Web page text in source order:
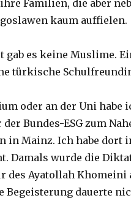
Familien, die aber
kaum auffielen.
es keine Muslime.
türkische
oder an der Uni habe
Bundes-ESG zum
in Mainz. Ich habe dort
Damals wurde die
des Ayatollah Khomeini
Begeisterung dauerte